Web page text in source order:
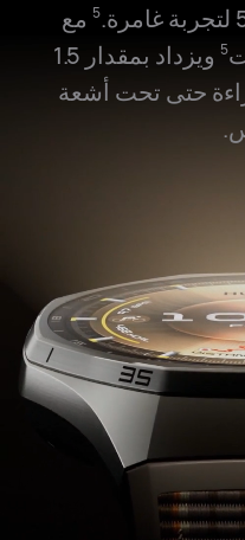
5 مع
5
ويزداد بمقدار 1.5
حتى تحت أشعة